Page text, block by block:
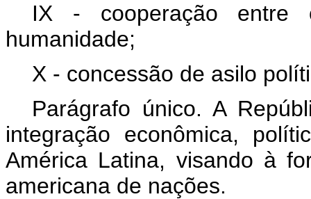
IX - cooperação
humanidade;
X - concessão de asilo
Parágrafo único. A
integração econômica,
América Latina, visando à
americana de nações.